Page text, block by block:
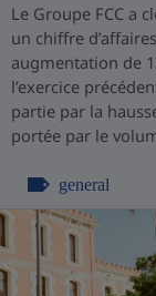
Le Groupe FCC a
un chiffre
augmentation de
l’exercice
partie par la
portée par le
general